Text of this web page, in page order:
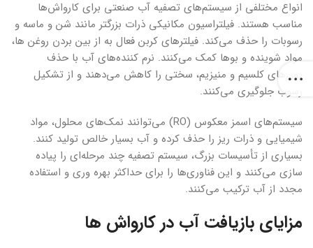
انواع مختلفی از سیستم‌های تصفیه آب صنعتی برای کارواش‌ها
مناسب هستند. فیلتراسیون مکانیکی ذرات بزرگتر مانند شن و ماسه و
رسوبات را حذف می‌کند. فیلترهای کربن فعال به از بین بردن روغن ها،
مواد شوینده و بوها کمک می‌کنند. نرم کننده‌های آب با حذف
یون‌های کلسیم و منیزیم، سختی را کاهش می‌دهند و از تشکیل
رسوب جلوگیری می‌کنند.
سیستم‌های اسمز معکوس (RO) می‌توانند نمک‌های محلول، مواد
شیمیایی و ذرات ریز را حذف کرده و آب بسیار خالص تولید کنند.
بسیاری از تأسیسات بزرگ، سیستم تصفیه چند مرحله‌ای را پیاده
سازی می‌کنند و این فناوری‌ها را برای حداکثر بهره وری و استفاده
مجدد از آب ترکیب می‌کنند.
مزایای بازیافت آب در کارواش ها